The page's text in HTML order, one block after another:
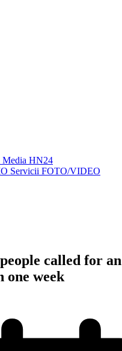
Media HN24
Servicii FOTO/VIDEO
called for an
one week